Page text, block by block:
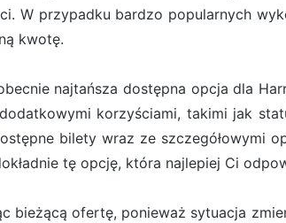
W przypadku bardzo popularnych
kwotę.
najtańsza dostępna opcja dla
korzyściami, takimi jak
bilety wraz ze szczegółowymi
tę opcję, która najlepiej Ci
bieżącą ofertę, ponieważ sytuacja